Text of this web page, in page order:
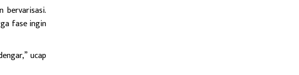
bervarisasi.
fase ingin
ucap